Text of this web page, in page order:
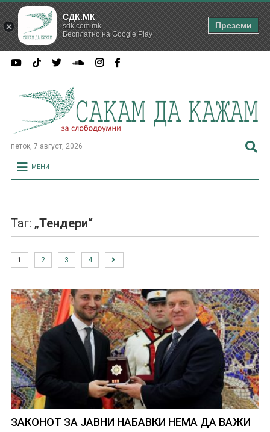
петок, 7 август, 2026
МЕНИ
Таг: „Тендери“
1 2 3 4
ЗАКОНОТ ЗА ЈАВНИ НАБАВКИ НЕМА ДА ВАЖИ
СДК.МК
sdk.com.mk
Бесплатно на Google Play
Преземи